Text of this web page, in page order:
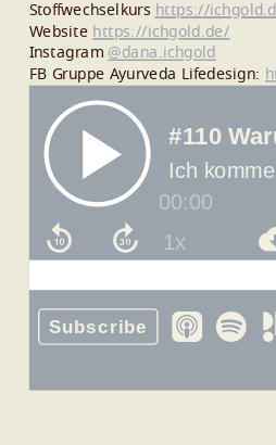
Stoffwechselkurs https://
Website https://ichgold.de/
Instagram @dana.ichgold
FB Gruppe Ayurveda Lifedesign: